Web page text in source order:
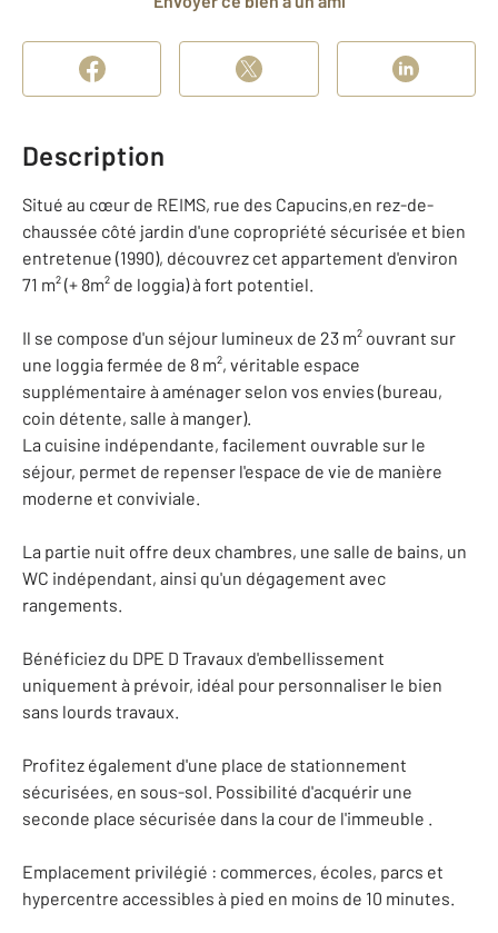
Description
Situé au cœur de REIMS, rue des Capucins,en rez-de-
chaussée côté jardin d'une copropriété sécurisée et bien
entretenue (1990), découvrez cet appartement d'environ
71 m² (+ 8m² de loggia) à fort potentiel.
Il se compose d'un séjour lumineux de 23 m² ouvrant sur
une loggia fermée de 8 m², véritable espace
supplémentaire à aménager selon vos envies (bureau,
coin détente, salle à manger).
La cuisine indépendante, facilement ouvrable sur le
séjour, permet de repenser l'espace de vie de manière
moderne et conviviale.
La partie nuit offre deux chambres, une salle de bains, un
WC indépendant, ainsi qu'un dégagement avec
rangements.
Bénéficiez du DPE D Travaux d'embellissement
uniquement à prévoir, idéal pour personnaliser le bien
sans lourds travaux.
Profitez également d'une place de stationnement
sécurisées, en sous-sol. Possibilité d'acquérir une
seconde place sécurisée dans la cour de l'immeuble .
Emplacement privilégié : commerces, écoles, parcs et
hypercentre accessibles à pied en moins de 10 minutes.